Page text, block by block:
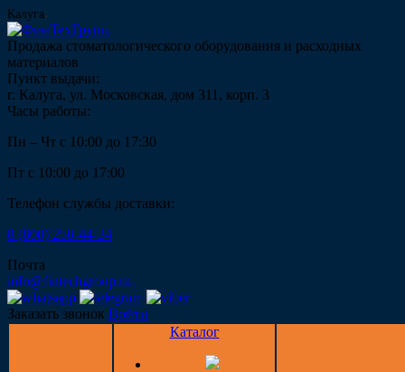
Калуга
Продажа стоматологического оборудования и расходных
материалов
Пункт выдачи:
г. Калуга, ул. Московская, дом 311, корп. 3
Часы работы:
Пн – Чт с 10:00 до 17:30
Пт с 10:00 до 17:00
Телефон службы доставки:
8 (800) 250-44-34
Почта
info@fintechgroup.ru
Заказать звонок Войти
Каталог